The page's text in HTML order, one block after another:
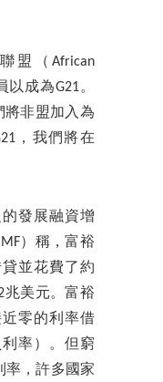
盟（African
成為G21。
將非盟加入為
，我們將在
發展融資增
）稱，富裕
並花費了約
兆美元。富裕
零的利率借
率）。但窮
率，許多國家